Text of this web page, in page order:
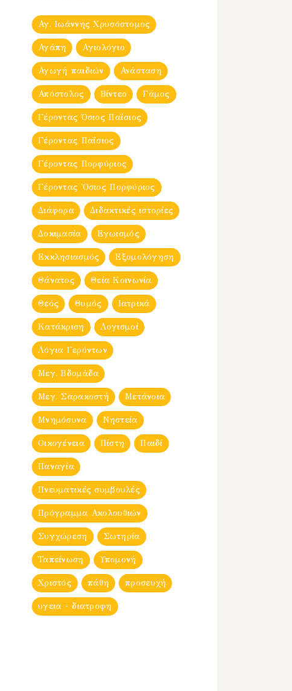
Αγ. Ιωάννης Χρυσόστομος
Αγάπη Αγιολόγιο
Αγωγή παιδιών Ανάσταση
Απόστολος Βίντεο Γάμος
Γέροντας Όσιος Παΐσιος
Γέροντας Παΐσιος
Γέροντας Πορφύριος
Γέροντας Ὀσιος Πορφύριος
Διάφορα Διδακτικές ιστορίες
Δοκιμασία Εγωισμός
Εκκλησιασμός Εξομολόγηση
Θάνατος Θεία Κοινωνία
Θεός Θυμός Ιατρικά
Κατάκριση Λογισμοί
Λόγια Γερόντων
Μεγ. Βδομἀδα
Μεγ. Σαρακοστή Μετάνοια
Μνημόσυνα Νηστεία
Οικογένεια Πίστη Παιδί
Παναγία
Πνευματικές συμβουλές
Πρόγραμμα Ακολουθιών
Συγχώρεση Σωτηρία
Ταπείνωση Υπομονή
Χριστός πάθη προσευχή
υγεια - διατροφη